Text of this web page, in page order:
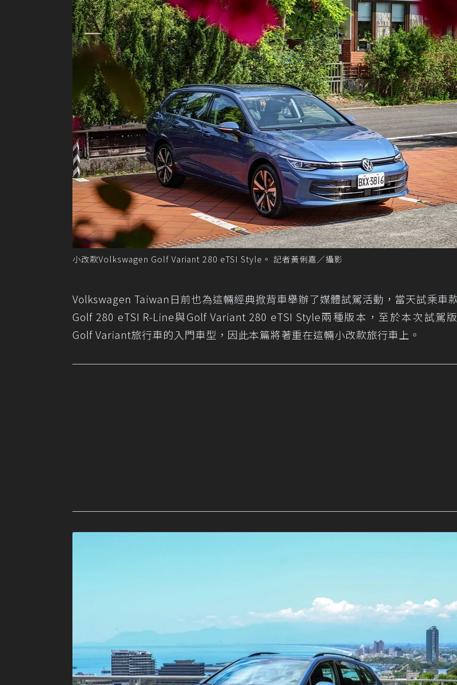
小改款Volkswagen Golf Variant 280 eTSI Style。 記者黃俐嘉／攝影
Volkswagen Taiwan日前也為這輛經典掀背車舉辦了媒體試駕活動，當天試乘車
Golf 280 eTSI R-Line與Golf Variant 280 eTSI Style兩種版本，至於本次試駕
Golf Variant旅行車的入門車型，因此本篇將著重在這輛小改款旅行車上。